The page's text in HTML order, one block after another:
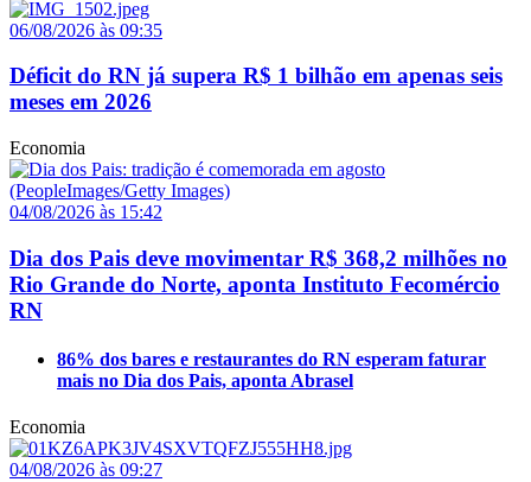
06/08/2026 às 09:35
Déficit do RN já supera R$ 1 bilhão em apenas seis
meses em 2026
Economia
04/08/2026 às 15:42
Dia dos Pais deve movimentar R$ 368,2 milhões no
Rio Grande do Norte, aponta Instituto Fecomércio
RN
86% dos bares e restaurantes do RN esperam faturar
mais no Dia dos Pais, aponta Abrasel
Economia
04/08/2026 às 09:27